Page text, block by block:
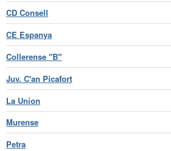
CD Consell
CE Espanya
Collerense "B"
Juv. C'an Picafort
La Union
Murense
Petra